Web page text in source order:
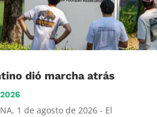
dió marcha atrás
1 de agosto de 2026 - El